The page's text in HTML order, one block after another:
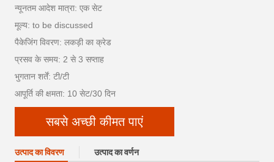
न्यूनतम आदेश मात्रा: एक सेट
मूल्य: to be discussed
पैकेजिंग विवरण: लकड़ी का क्रेड
प्रसव के समय: 2 से 3 सप्ताह
भुगतान शर्तें: टी/टी
आपूर्ति की क्षमता: 10 सेट/30 दिन
सबसे अच्छी कीमत पाएं
उत्पाद का विवरण उत्पाद का वर्णन